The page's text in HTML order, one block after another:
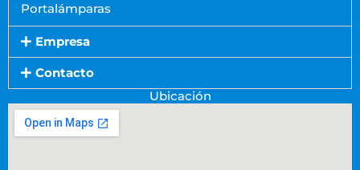
Portalámparas
Empresa
Contacto
Ubicación